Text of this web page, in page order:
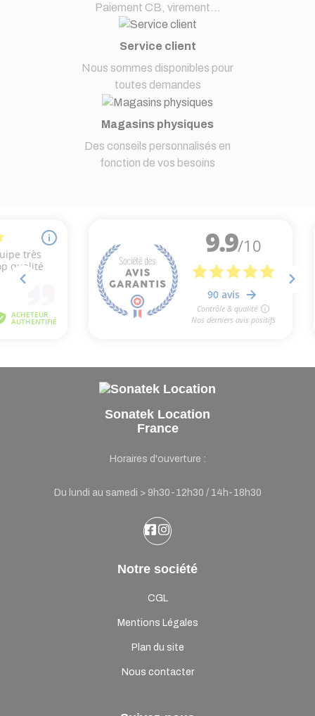
Paiement CB, virement...
Service client
Nous sommes disponibles pour
toutes demandes
Magasins physiques
Des conseils personnalisés en
fonction de vos besoins
Sonatek Location
France
Horaires d'ouverture :
Du lundi au samedi > 9h30-12h30 / 14h-18h30
Notre société
CGL
Mentions Légales
Plan du site
Nous contacter